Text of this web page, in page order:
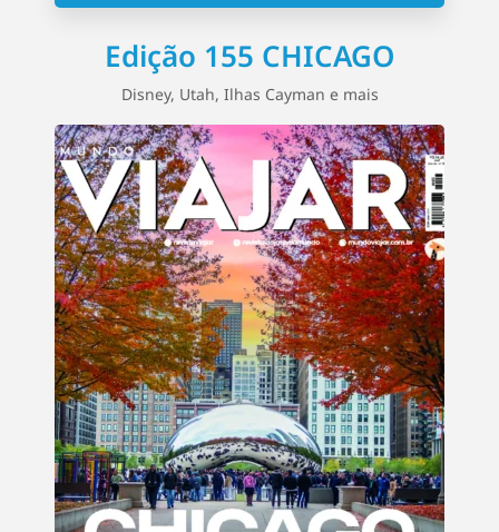
Edição 155 CHICAGO
Disney, Utah, Ilhas Cayman e mais